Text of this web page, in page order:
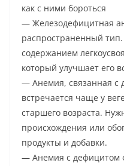
как с ними бороться
— Железодефицитная
распространенный
содержанием
который улучшает его
— Анемия, связанная с
встречается чаще у
старшего возраста.
происхождения или
продукты и добавки.
— Анемия с дефицитом